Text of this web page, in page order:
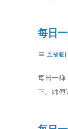
每日
五福临
每日一禅
下。师傅